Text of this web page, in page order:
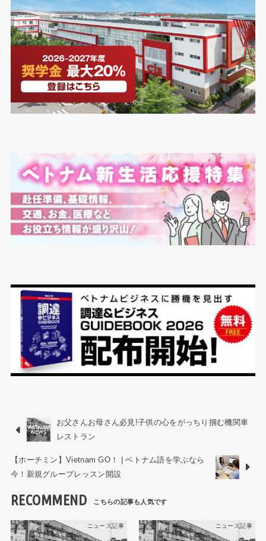
お父さんお母さん必見!子供の心をがっちり掴む機関車
レストラン
【ホーチミン】Vietnam GO！ | ベトナム語を学ぶなら
今！新規グループレッスン開設
RECOMMEND
ニュース記事 ニュース記事